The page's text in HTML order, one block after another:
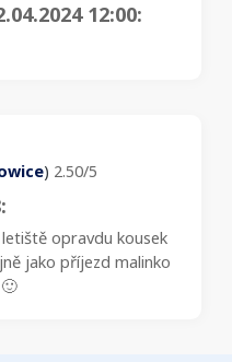
12:00:
) 2.50/5
opravdu kousek
jako příjezd malinko